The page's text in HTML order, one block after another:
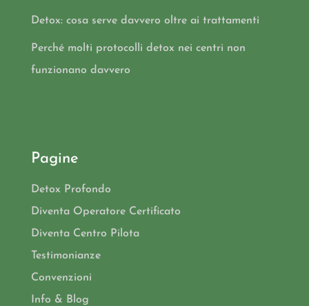
Detox: cosa serve davvero oltre ai trattamenti
Perché molti protocolli detox nei centri non
funzionano davvero
Pagine
Detox Profondo
Diventa Operatore Certificato
Diventa Centro Pilota
Testimonianze
Convenzioni
Info & Blog